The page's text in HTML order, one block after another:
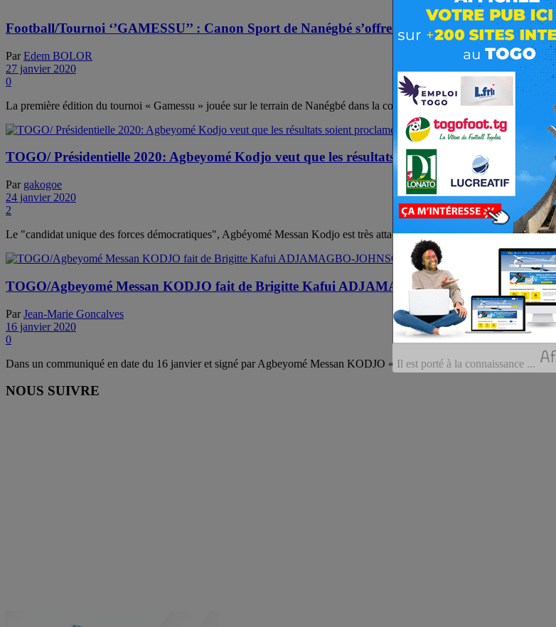
Football/Tournoi ‘’GAMESSU’’ : Canon Sport de Nanégbé s’offre la coupe
Par Edem BOLOR
27 janvier 2020
0
La première édition du tournoi « Gamessu » jouée sur le terrain de Nanégbé dans la commune d’Agoè-Nyivé a été ...
TOGO/ Présidentielle 2020: Agbeyomé Kodjo veut que les résultats soient proclamés bureau
Par gakogoe
24 janvier 2020
2
Le "candidat unique des forces démocratiques", Agbéyomé Messan Kodjo est très attaché à la question de la transparence
TOGO/Agbeyomé Messan KODJO fait de Brigitte Kafui ADJAMAGBO-JOHNSON son
Par Jean-Marie Goncalves
16 janvier 2020
0
Dans un communiqué en date du 16 janvier et signé par Agbeyomé Messan KODJO « Il est porté à la connaissance ...
NOUS SUIVRE